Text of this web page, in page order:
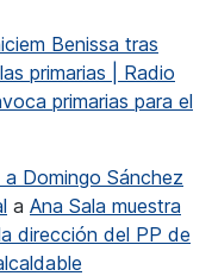
Benissa tras
primarias | Radio
primarias para el
Domingo Sánchez
a Ana Sala muestra
dirección del PP de